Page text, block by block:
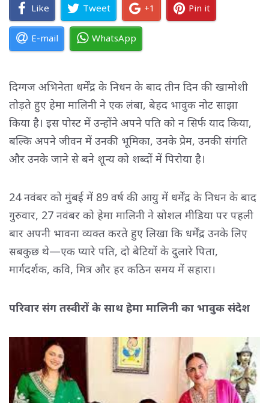
Like Tweet +1 Pin it
E-mail WhatsApp
दिग्गज अभिनेता धर्मेंद्र के निधन के बाद तीन दिन की खामोशी
तोड़ते हुए हेमा मालिनी ने एक लंबा, बेहद भावुक नोट साझा
किया है। इस पोस्ट में उन्होंने अपने पति को न सिर्फ याद किया,
बल्कि अपने जीवन में उनकी भूमिका, उनके प्रेम, उनकी संगति
और उनके जाने से बने शून्य को शब्दों में पिरोया है।
24 नवंबर को मुंबई में 89 वर्ष की आयु में धर्मेंद्र के निधन के बाद
गुरुवार, 27 नवंबर को हेमा मालिनी ने सोशल मीडिया पर पहली
बार अपनी भावना व्यक्त करते हुए लिखा कि धर्मेंद्र उनके लिए
सबकुछ थे—एक प्यारे पति, दो बेटियों के दुलारे पिता,
मार्गदर्शक, कवि, मित्र और हर कठिन समय में सहारा।
परिवार संग तस्वीरों के साथ हेमा मालिनी का भावुक संदेश